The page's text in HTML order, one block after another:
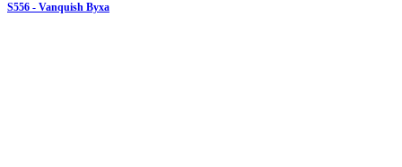
S556 - Vanquish Byxa